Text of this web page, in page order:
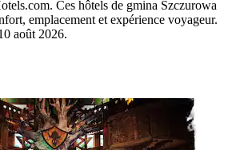
Ces hôtels de gmina Szczurowa
emplacement et expérience voyageur.
août 2026.